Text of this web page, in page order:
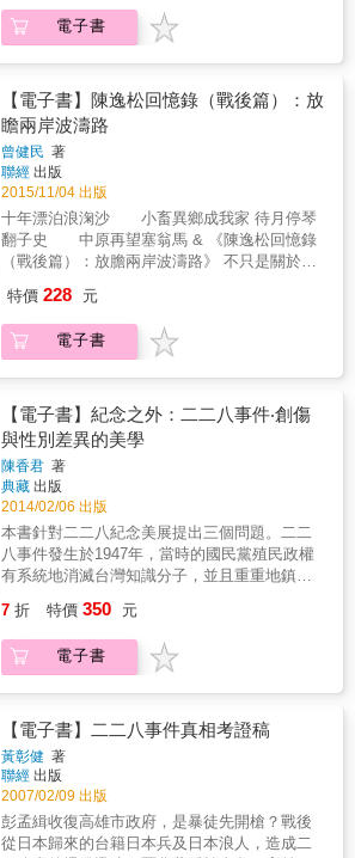
紹宗「救濟物資貪瀆案」，因證人屢傳不到，
前往市府蒐調時，卻遭市長誣指「包圍」，調
來警察，混亂中搶走搜索令及卷宗，於是他憤
他從未停下腳步，不但撰寫有關司法的社論和
評論，也完成了《提審法解說》，留給人民懂
得保障身體自由，不受非法逮捕、羈押、審判
和處罰的屏障，可謂台灣司法改革的先驅。從
小喜愛文學的他，除了法律和文學評論，也寫
下無數詩文，字裡行間充滿文采和憐憫之心，
富含深邃的思想與文學涵養。 王育霖的兒子繼
承遺志，長年守護著父親的文物和創作，奔走
度出版王育霖僅存的日記、書信、詩文和評
論，書中穿插珍貴的照片和文物，也收錄其胞
弟王育德等人的紀念文章，及歷史學者張炎憲
對其遺孀王陳仙槎女士所做的口述歷史。希望
這本書能讓世人認識、追念這位台灣司法改革
的先驅，期待明天的二二八受難者。 重要事件
二二八事件、日本統治台灣、二戰、司法改革
本書特色 本書搭配上百張珍貴照片及彩頁圖片
限，打開了新的歷史空間和想像。 & 陳逸松是
日本殖民時期的第二代台灣人，這一代人並未
現代教養。而這一代台灣知識分子求學、成長
時恰好遇上全球性殖民地民族解放運動以及左
翼社會主義運動的高潮期，受到世界思潮之影
響，一方面痛恨殖民地歧視統治，一方面懷抱
左翼理想，而且在他們最有活力的青年時期迎
來了日本殖民終結、台灣光復、中華民國政府
遷台的時代巨變。 這群「新台灣人」從1930年
代開始活躍於政治、文化、經濟的舞台，此後
至1950年代為止的大變局中，有人入獄，有人
冤死，有人逃亡，或者沉默噤聲。陳逸松身為
殖民到戰後的歷程，本書所述即為其戰後時期
的回憶。 陳逸松自認是社會主義者，但實際上
他的主張一貫帶有濃厚的人道主義和自由主義
身實踐者。他在日本殖民時期被視為反日知識
分子的代表；在1945年加入三民主義青年團迎
接新政權，獨資創辦《政經報》，隔年當選台
灣省參政員；1947年加入「二二八處理委員
會」，1948年出任第一屆考試院考試委員，赴
南京就職；1949年兼任撤退來台的中央銀行常
務理事，1956年與張深切合作拍攝台灣第一部
電影《邱罔舍》，1967年環遊世界時初次接觸
爆炸案）」牽連，開始受到警備總部嚴密監
民共和昨總理周恩來之邀訪問中國，隨後留下
擔任人大代表，並參與中華人民共和國法以及
刑事訴訟法等多部法律的修訂工作；1983年離
開中國赴美定居。 陳逸松為中共政權服務，使
其成為海外黑名單，長期不能回到台灣，直到
解嚴後的1997年才再度踏上故土，三年後辭世
於美國休斯頓。 評論這樣的一生，是非常不容
易的事情。最適切的解答就是「人道主義」。
陳逸松關心的是為被壓迫者爭取自由，在這樣
的原則下，他坦然與中國共產黨合作，無論是
電子書
【電子書】陳逸松回憶錄（戰後篇）：放
瞻兩岸波濤路
曾健民 著
聯經 出版
2015/11/04 出版
十年漂泊浪淗沙 小畜異鄉成我家 待月停琴
翻子史 中原再望塞翁馬 & 《陳逸松回憶錄
（戰後篇）：放膽兩岸波濤路》 不只是關於陳
後歷程的時代史； 突破了兩岸分隔的歷史界
限，打開了新的歷史空間和想像。 & 陳逸松是
日本殖民時期的第二代台灣人，這一代人並未
現代教養。而這一代台灣知識分子求學、成長
時恰好遇上全球性殖民地民族解放運動以及左
翼社會主義運動的高潮期，受到世界思潮之影
響，一方面痛恨殖民地歧視統治，一方面懷抱
左翼理想，而且在他們最有活力的青年時期迎
來了日本殖民終結、台灣光復、中華民國政府
遷台的時代巨變。 這群「新台灣人」從1930年
代開始活躍於政治、文化、經濟的舞台，此後
至1950年代為止的大變局中，有人入獄，有人
冤死，有人逃亡，或者沉默噤聲。陳逸松身為
殖民到戰後的歷程，本書所述即為其戰後時期
的回憶。 陳逸松自認是社會主義者，但實際上
他的主張一貫帶有濃厚的人道主義和自由主義
身實踐者。他在日本殖民時期被視為反日知識
分子的代表；在1945年加入三民主義青年團迎
接新政權，獨資創辦《政經報》，隔年當選台
灣省參政員；1947年加入「二二八處理委員
會」，1948年出任第一屆考試院考試委員，赴
南京就職；1949年兼任撤退來台的中央銀行常
特價 228 元
電子書
【電子書】紀念之外：二二八事件‧創傷
與性別差異的美學
陳香君 著
典藏 出版
2014/02/06 出版
本書針對二二八紀念美展提出三個問題。二二
八事件發生於1947年，當時的國民黨殖民政權
有系統地消滅台灣知識分子，並且重重地鎮壓
二二八事件的歷史化和紀念所發展的台灣建國
運動，1993年起台灣民間與政府相繼舉辦二二
八紀念美展，這種形式的紀念活動確實有助於
1990年代中期以後經常被提出的說法，認為這
是一個已經過去的「事件」，台灣人要往前
看，繼續走下去？第二個問題是：「女性」和
「女性身體」如何以及為什麼被納入這個敘
述，以致再度被遺忘？第三個問題則是：像二
二八這樣的歷史事件的力量，會對文化帶來什
7 折 特價 350 元
電子書
【電子書】二二八事件真相考證稿
黃彰健 著
聯經 出版
2007/02/09 出版
彭孟緝收復高雄市政府，是暴徒先開槍？戰後
從日本歸來的台籍日本兵及日本浪人，造成二